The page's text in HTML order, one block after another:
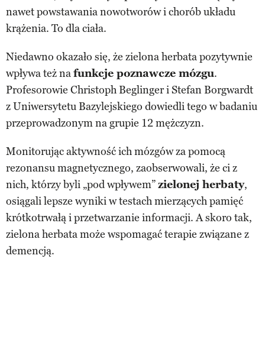
nawet powstawania nowotworów i chorób układu
krążenia. To dla ciała.
Niedawno okazało się, że zielona herbata pozytywnie
wpływa też nafunkcje poznawcze mózgu.
Profesorowie Christoph Beglinger i Stefan Borgwardt
z Uniwersytetu Bazylejskiego dowiedli tego w badaniu
przeprowadzonym na grupie 12 mężczyzn.
Monitorując aktywność ich mózgów za pomocą
rezonansu magnetycznego, zaobserwowali, że ci z
nich, którzy byli „pod wpływem”zielonej herbaty,
osiągali lepsze wyniki w testach mierzących pamięć
krótkotrwałą i przetwarzanie informacji. A skoro tak,
zielona herbata może wspomagać terapie związane z
demencją.